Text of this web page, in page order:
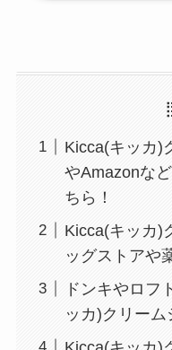
Kicca(キッカ)
やAmazonな
ちら！
Kicca(キッカ)
ッグストアや
ドンキやロフ
ッカ)クリーム